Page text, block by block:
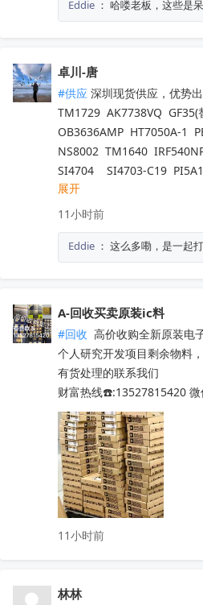
TP2124-SR
ATA663254-GBQW
MB95F636KPMC-G-UNE2
Eddie ： 哈喽老板，这些是
卓川-唐
#供应 深圳现货供应，优势出
TM1729  AK7738VQ
OB3636AMP  HT7050A-1
NS8002  TM1640
SI4704    SI4703-C19
NCV8402ASTT1G
TM1650  TM2312
TL494IDR  SI4755
EMP8965-33VF05GRR
LT8645SEV
PT7M3808G33TAEX
SY6874DBC  SY8063DBC
PL8332G  OB2734DCCPA-
SI4754C-A55-GMR
QN8065  IR2011STRPBF
STM32L071RZH6
STM8S005K6T6
STM8L052R8T6
STM8S103F3P6TR
TDA7786  TDA7786TR
TDA7708CB  TDA7708LX
TDA7708CBTR
TDA7708LX52
N32G030C8L7  QN8035-
展开
11小时前
Eddie ： 这么多嘞，是一起
A-回收买卖原装ic料
#回收 高价收购全新原装电
个人研究开发项目剩余物料
有货处理的联系我们
财富热线☎️:13527815420 微
11小时前
林林